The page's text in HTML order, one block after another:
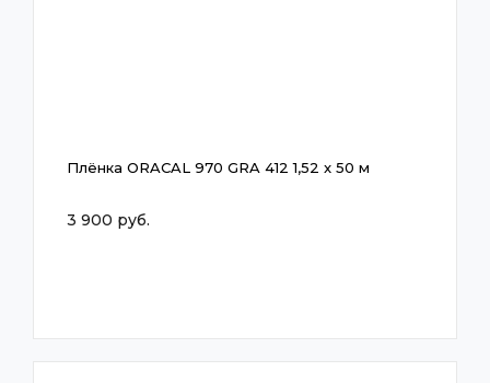
Плёнка ORACAL 970 GRA 412 1,52 x 50 м
3 900 руб.